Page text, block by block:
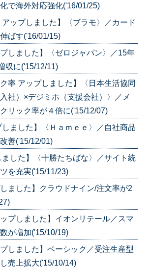
で海外対応強化('16/01/25)
アップしました】〈ブラモ〉／カード
ばす('16/01/15)
プしました】〈ゼロジャパン〉／15年
収に('15/12/11)
率 アップしました】〈日本生活協同
社）×デジミホ（支援会社）〉／メ
リック率が４倍に('15/12/07)
しました】〈Ｈａｍｅｅ〉／自社商品
善('15/12/01)
ました】〈十勝たちばな〉／サイト統
を充実('15/11/23)
しました】クラウドナイン/注文率が2
ップしました】イオンリテール／スマ
が増加('15/10/19)
プしました】ベーシック／受注生産型
売上拡大('15/10/14)